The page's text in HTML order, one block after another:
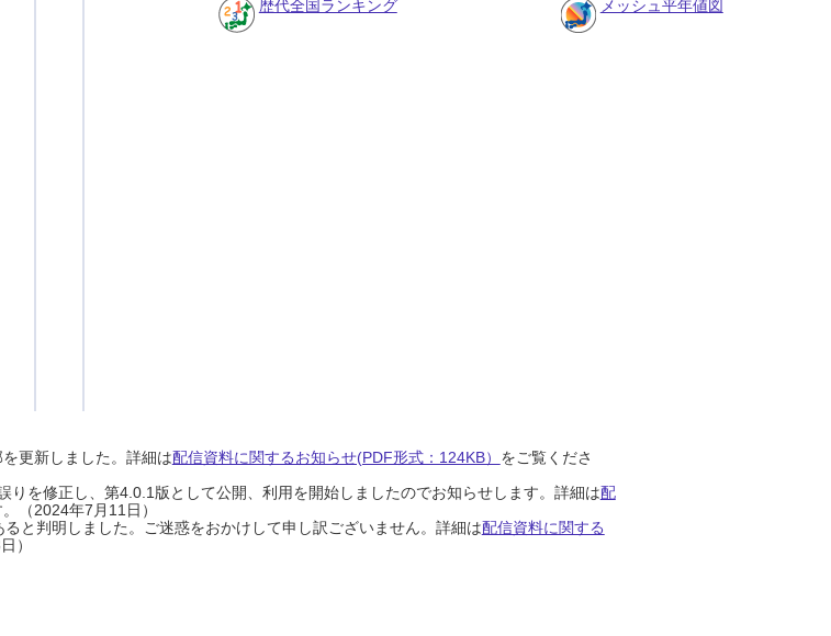
歴代全国ランキング メッシュ平年値図
更新しました。詳細は配信資料に関するお知らせ(PDF形式：124KB） をご覧くださ
を修正し、第4.0.1版として公開、利用を開始しましたのでお知らせします。詳細は配
（2024年7月11日）
と判明しました。ご迷惑をおかけして申し訳ございません。詳細は配信資料に関する
）